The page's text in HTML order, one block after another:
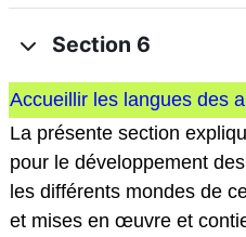
Section 6
Accueillir les langues des
La présente section
pour le développement
les différents mondes de
et mises en œuvre et